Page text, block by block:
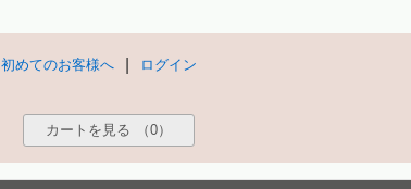
ログイン
初めてのお客様へ
カートを見る （0）